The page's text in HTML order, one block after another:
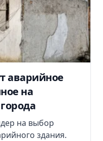
аварийное
на
на выбор
здания.